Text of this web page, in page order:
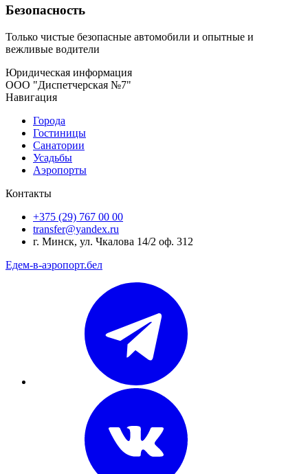
Безопасность
Только чистые безопасные автомобили и опытные и
вежливые водители
Юридическая информация
ООО "Диспетчерская №7"
Навигация
Города
Гостиницы
Санатории
Усадьбы
Аэропорты
Контакты
+375 (29) 767 00 00
transfer@yandex.ru
г. Минск, ул. Чкалова 14/2 оф. 312
Едем-в-аэропорт.бел